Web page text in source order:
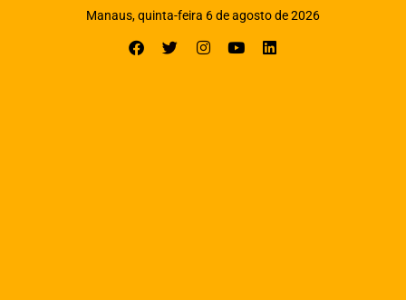
Manaus, quinta-feira 6 de agosto de 2026